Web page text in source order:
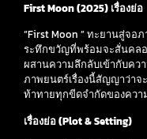
First Moon (2025) เรื่องย่อ
“First Moon ” ทะยานสู่จ
ระทึกขวัญที่พร้อมจะสั่นคล
ผสานความลึกลับเข้ากับคว
ภาพยนตร์เรื่องนี้สัญญาว่า
ท้าทายทุกขีดจำกัดของคว
เรื่องย่อ (Plot & Setting)